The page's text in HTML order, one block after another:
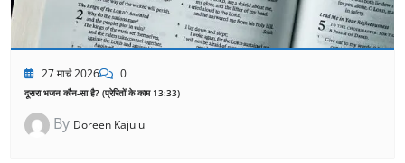
27 मार्च 2026 0
दूसरा भजन कौन-सा है? (प्रेरितों के काम 13:33)
By Doreen Kajulu